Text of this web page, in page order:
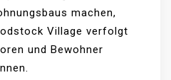
machen,
Village verfolgt
und Bewohner